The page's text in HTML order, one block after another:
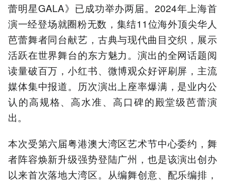
蕾明星GALA》已成功举办两届。2024年上海首
演一经登场就圈粉无数，集结11位海外顶尖华人
芭蕾舞者同台献艺，古典与现代曲目交织，展示
活跃在世界舞台的东方魅力。演出的全网话题阅
读量破百万，小红书、微博观众好评刷屏，主流
媒体集中报道。历次演出上座率爆满，是业内公
认的高规格、高水准、高口碑的殿堂级芭蕾演
出。
本次受第六届粤港澳大湾区艺术节中心委约，舞
者阵容焕新升级强势登陆广州，也是该演出创办
以来首次落地大湾区。从编舞创意、配乐编排，